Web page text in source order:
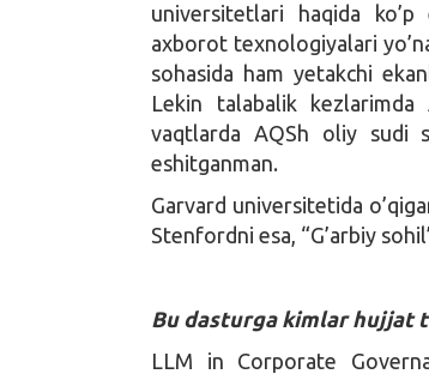
universitetlari haqida
axborot texnologiyalari
sohasida ham yetakchi
Lekin talabalik
vaqtlarda AQSh oliy sudi
eshitganman.
Garvard universitetida
Stenfordni esa, “G’arbiy
Bu dasturga kimlar hujjat
LLM in Corporate